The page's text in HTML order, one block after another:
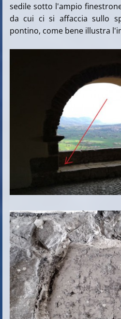
sedile sotto l'ampio
da cui ci si affaccia sullo
pontino, come bene illustra